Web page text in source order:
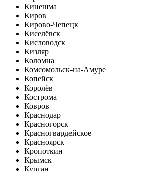
Кинешма
Киров
Кирово-Чепецк
Киселёвск
Кисловодск
Кизляр
Коломна
Комсомольск-на-Амуре
Копейск
Королёв
Кострома
Ковров
Краснодар
Красногорск
Красногвардейское
Красноярск
Кропоткин
Крымск
Курган